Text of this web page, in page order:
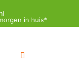
in huis*